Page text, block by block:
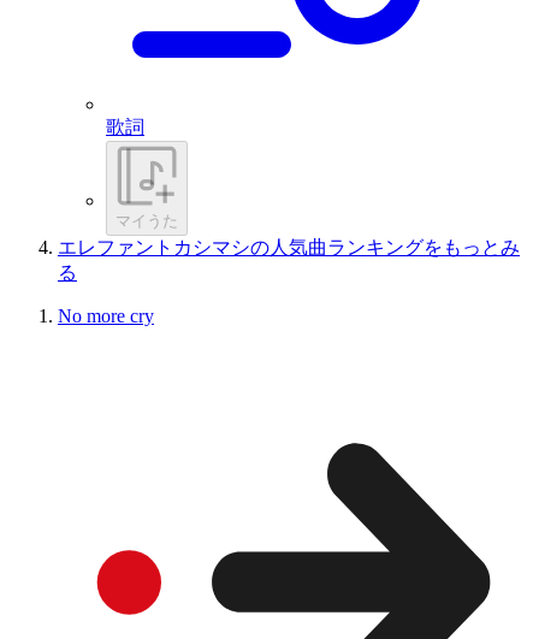
歌詞
マイうた
エレファントカシマシの人気曲ランキングをもっとみ
る
No more cry